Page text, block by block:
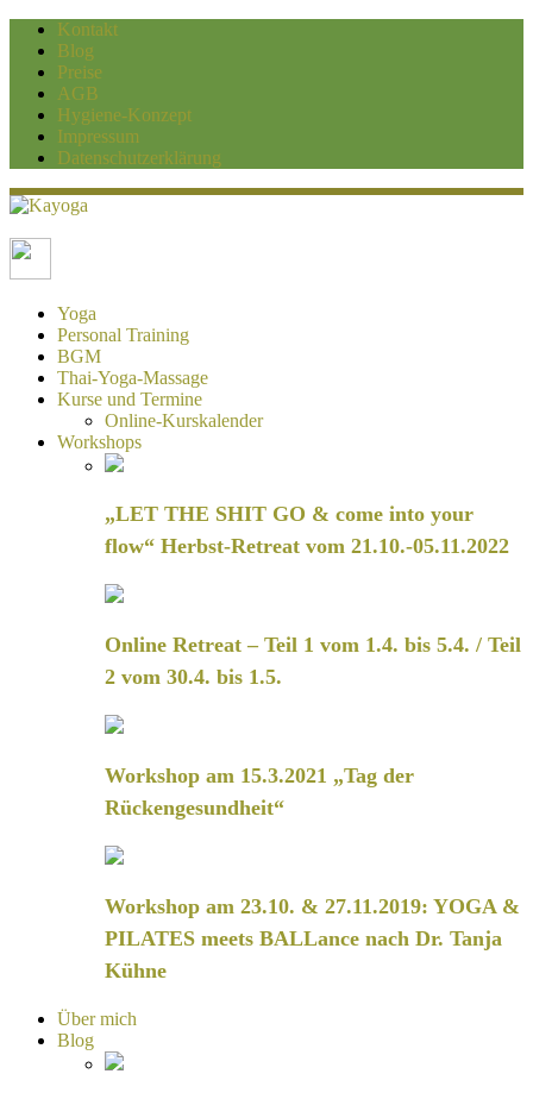
Kontakt
Blog
Preise
AGB
Hygiene-Konzept
Impressum
Datenschutzerklärung
Kayoga
Yoga und Personaltraining Duisburg
Yoga
Personal Training
BGM
Thai-Yoga-Massage
Kurse und Termine
Online-Kurskalender
Workshops
„LET THE SHIT GO & come into your
flow“ Herbst-Retreat vom 21.10.-05.11.2022
Online Retreat – Teil 1 vom 1.4. bis 5.4. / Teil
2 vom 30.4. bis 1.5.
Workshop am 15.3.2021 „Tag der
Rückengesundheit“
Workshop am 23.10. & 27.11.2019: YOGA &
PILATES meets BALLance nach Dr. Tanja
Kühne
Über mich
Blog